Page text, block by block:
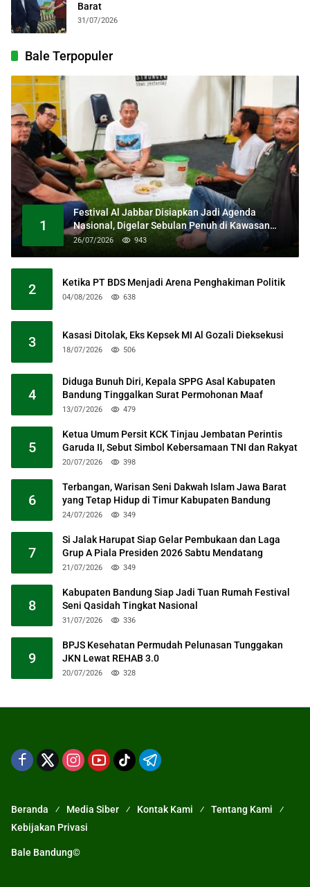
Barat
31/07/2026
Bale Terpopuler
1
Festival Al Jabbar Disiapkan Jadi Agenda
Nasional, Digelar Sebulan Penuh di Kawasan
Masjid Raya Al Jabbar
26/07/2026 943
2 Ketika PT BDS Menjadi Arena Penghakiman Politik
04/08/2026 638
3 Kasasi Ditolak, Eks Kepsek MI Al Gozali Dieksekusi
18/07/2026 506
4
Diduga Bunuh Diri, Kepala SPPG Asal Kabupaten
Bandung Tinggalkan Surat Permohonan Maaf
13/07/2026 479
5
Ketua Umum Persit KCK Tinjau Jembatan Perintis
Garuda II, Sebut Simbol Kebersamaan TNI dan Rakyat
20/07/2026 398
6
Terbangan, Warisan Seni Dakwah Islam Jawa Barat
yang Tetap Hidup di Timur Kabupaten Bandung
24/07/2026 349
7
Si Jalak Harupat Siap Gelar Pembukaan dan Laga
Grup A Piala Presiden 2026 Sabtu Mendatang
21/07/2026 349
8
Kabupaten Bandung Siap Jadi Tuan Rumah Festival
Seni Qasidah Tingkat Nasional
31/07/2026 336
9
BPJS Kesehatan Permudah Pelunasan Tunggakan
JKN Lewat REHAB 3.0
20/07/2026 328
Beranda Media Siber Kontak Kami
Tentang Kami
Kebijakan Privasi
Bale Bandung©